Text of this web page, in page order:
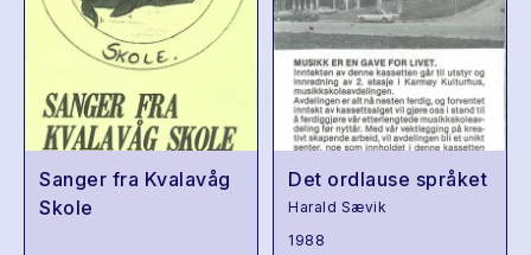
Sanger fra Kvalavåg
Skole
Det ordlause språket
Harald Sævik
1988